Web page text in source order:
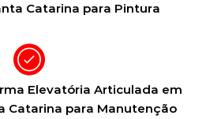
Catarina para Pintura
Elevatória Articulada em
Catarina para Manutenção